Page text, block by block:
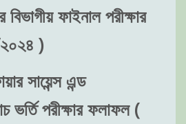
ফাইনাল পরীক্ষার
)
সায়েন্স এন্ড
ভর্তি পরীক্ষার ফলাফল (